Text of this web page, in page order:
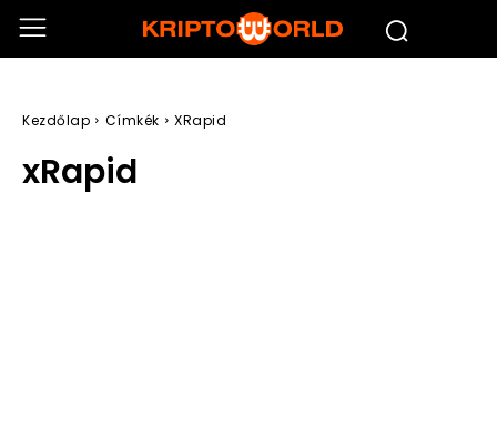
Kezdőlap Címkék XRapid
xRapid